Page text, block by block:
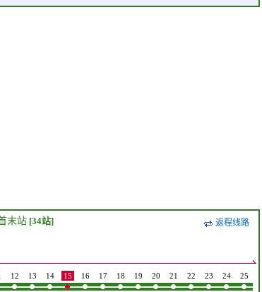
末站 [34站]
返程线路
12 13 14 15 16 17 18 19 20 21 22 23 24 25